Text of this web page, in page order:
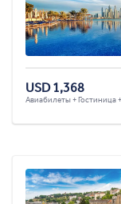
USD 1,368
Авиабилеты + Гостиница